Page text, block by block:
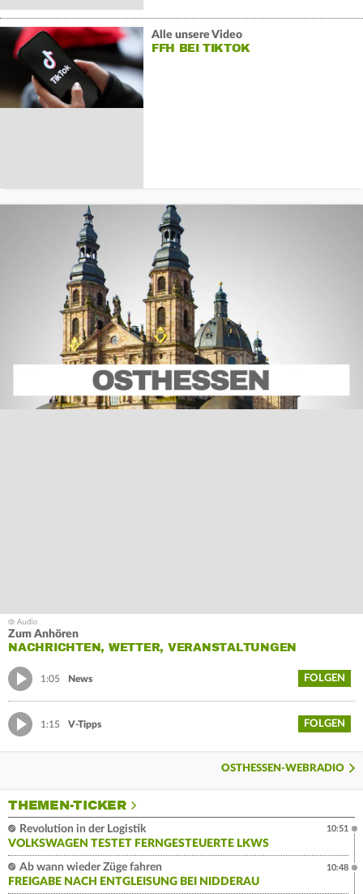
Alle unsere Video
FFH BEI TIKTOK
Zum Anhören
NACHRICHTEN, WETTER, VERANSTALTUNGEN
1:05 News FOLGEN
1:15 V-Tipps FOLGEN
OSTHESSEN-WEBRADIO
THEMEN-TICKER
Revolution in der Logistik
VOLKSWAGEN TESTET FERNGESTEUERTE LKWS
10:51
Ab wann wieder Züge fahren
FREIGABE NACH ENTGLEISUNG BEI NIDDERAU
10:48